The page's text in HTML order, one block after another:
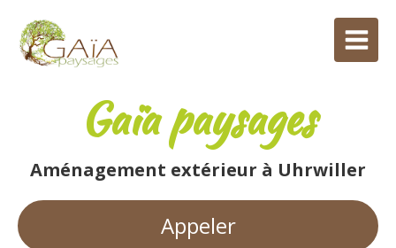
Gaïa paysages
Aménagement extérieur à Uhrwiller
Appeler